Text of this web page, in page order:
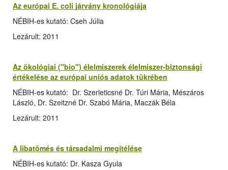
Az európai E. coli járvány kronológiája
NÉBIH-es kutató: Cseh Júlia
Lezárult: 2011
Az ökológiai ("bio") élelmiszerek élelmiszer-biztonsági
értékelése az európai uniós adatok tükrében
NÉBIH-es kutató: Dr. Szerleticsné Dr. Túri Mária, Mészáros
László, Dr. Szeitzné Dr. Szabó Mária, Maczák Béla
Lezárult: 2011
A libatömés és társadalmi megítélése
NÉBIH-es kutató: Dr. Kasza Gyula